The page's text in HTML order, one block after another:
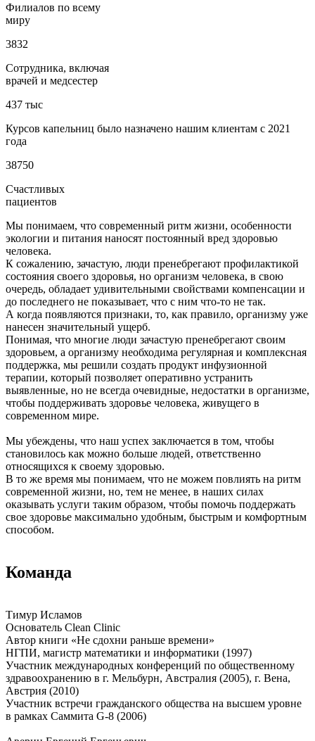
Филиалов по всему
миру
3832
Сотрудника, включая
врачей и медсестер
437 тыс
Курсов капельниц было назначено нашим клиентам с 2021
года
38750
Счастливых
пациентов
Мы понимаем, что современный ритм жизни, особенности
экологии и питания наносят постоянный вред здоровью
человека.
К сожалению, зачастую, люди пренебрегают профилактикой
состояния своего здоровья, но организм человека, в свою
очередь, обладает удивительными свойствами компенсации и
до последнего не показывает, что с ним что-то не так.
А когда появляются признаки, то, как правило, организму уже
нанесен значительный ущерб.
Понимая, что многие люди зачастую пренебрегают своим
здоровьем, а организму необходима регулярная и комплексная
поддержка, мы решили создать продукт инфузионной
терапии, который позволяет оперативно устранить
выявленные, но не всегда очевидные, недостатки в организме,
чтобы поддерживать здоровье человека, живущего в
современном мире.
Мы убеждены, что наш успех заключается в том, чтобы
становилось как можно больше людей, ответственно
относящихся к своему здоровью.
В то же время мы понимаем, что не можем повлиять на ритм
современной жизни, но, тем не менее, в наших силах
оказывать услуги таким образом, чтобы помочь поддержать
свое здоровье максимально удобным, быстрым и комфортным
способом.
Команда
Тимур Исламов
Основатель Clean Clinic
Автор книги «Не сдохни раньше времени»
НГПИ, магистр математики и информатики (1997)
Участник международных конференций по общественному
здравоохранению в г. Мельбурн, Австралия (2005), г. Вена,
Австрия (2010)
Участник встречи гражданского общества на высшем уровне
в рамках Саммита G-8 (2006)